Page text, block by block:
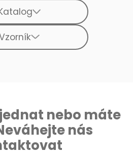
nebo máte
nás